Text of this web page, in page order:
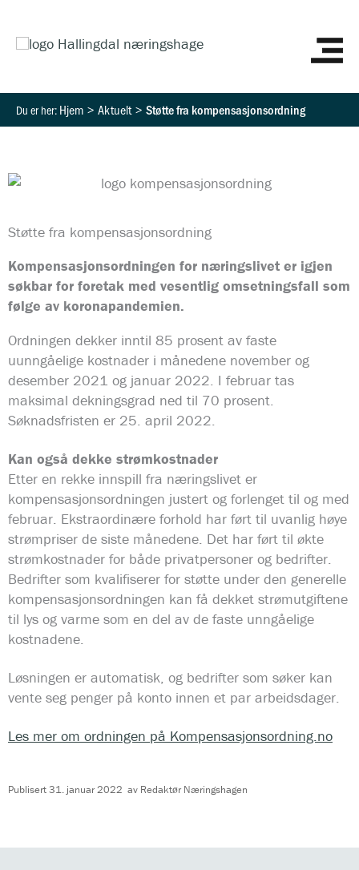
Hjem Aktuelt Støtte fra kompensasjonsordning
Støtte fra kompensasjonsordning
Kompensasjonsordningen for næringslivet er igjen
søkbar for foretak med vesentlig omsetningsfall som
følge av koronapandemien.
Ordningen dekker inntil 85 prosent av faste
uunngåelige kostnader i månedene november og
desember 2021 og januar 2022. I februar tas
maksimal dekningsgrad ned til 70 prosent.
Søknadsfristen er 25. april 2022.
Kan også dekke strømkostnader
Etter en rekke innspill fra næringslivet er
kompensasjonsordningen justert og forlenget til og med
februar. Ekstraordinære forhold har ført til uvanlig høye
strømpriser de siste månedene. Det har ført til økte
strømkostnader for både privatpersoner og bedrifter.
Bedrifter som kvalifiserer for støtte under den generelle
kompensasjonsordningen kan få dekket strømutgiftene
til lys og varme som en del av de faste unngåelige
kostnadene.
Løsningen er automatisk, og bedrifter som søker kan
vente seg penger på konto innen et par arbeidsdager.
Les mer om ordningen på Kompensasjonsordning.no
Publisert31. januar 2022 av Redaktør Næringshagen